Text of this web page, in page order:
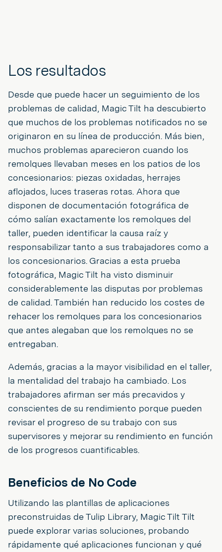
Los resultados
Desde que puede hacer un seguimiento de los
problemas de calidad, Magic Tilt ha descubierto
que muchos de los problemas notificados no se
originaron en su línea de producción. Más bien,
muchos problemas aparecieron cuando los
remolques llevaban meses en los patios de los
concesionarios: piezas oxidadas, herrajes
aflojados, luces traseras rotas. Ahora que
disponen de documentación fotográfica de
cómo salían exactamente los remolques del
taller, pueden identificar la causa raíz y
responsabilizar tanto a sus trabajadores como a
los concesionarios. Gracias a esta prueba
fotográfica, Magic Tilt ha visto disminuir
considerablemente las disputas por problemas
de calidad. También han reducido los costes de
rehacer los remolques para los concesionarios
que antes alegaban que los remolques no se
entregaban.
Además, gracias a la mayor visibilidad en el taller,
la mentalidad del trabajo ha cambiado. Los
trabajadores afirman ser más precavidos y
conscientes de su rendimiento porque pueden
revisar el progreso de su trabajo con sus
supervisores y mejorar su rendimiento en función
de los progresos cuantificables.
Beneficios de No Code
Utilizando las plantillas de aplicaciones
preconstruidas de Tulip Library, Magic Tilt Tilt
puede explorar varias soluciones, probando
rápidamente qué aplicaciones funcionan y qué